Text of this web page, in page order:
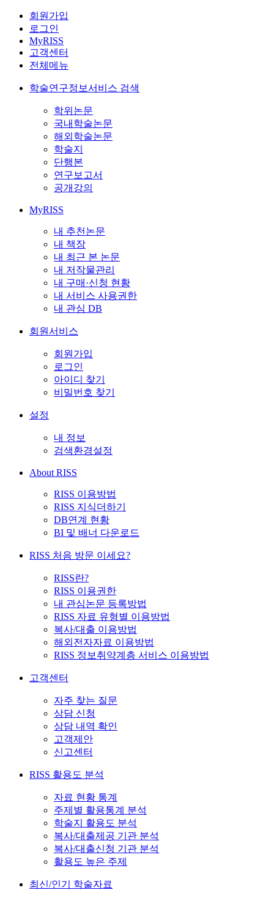
회원가입
로그인
MyRISS
고객센터
전체메뉴
학술연구정보서비스 검색
학위논문
국내학술논문
해외학술논문
학술지
단행본
연구보고서
공개강의
MyRISS
내 추천논문
내 책장
내 최근 본 논문
내 저작물관리
내 구매·신청 현황
내 서비스 사용권한
내 관심 DB
회원서비스
회원가입
로그인
아이디 찾기
비밀번호 찾기
설정
내 정보
검색환경설정
About RISS
RISS 이용방법
RISS 지식더하기
DB연계 현황
BI 및 배너 다운로드
RISS 처음 방문 이세요?
RISS란?
RISS 이용권한
내 관심논문 등록방법
RISS 자료 유형별 이용방법
복사/대출 이용방법
해외전자자료 이용방법
RISS 정보취약계층 서비스 이용방법
고객센터
자주 찾는 질문
상담 신청
상담 내역 확인
고객제안
신고센터
RISS 활용도 분석
자료 현황 통계
주제별 활용통계 분석
학술지 활용도 분석
복사/대출제공 기관 분석
복사/대출신청 기관 분석
활용도 높은 주제
최신/인기 학술자료